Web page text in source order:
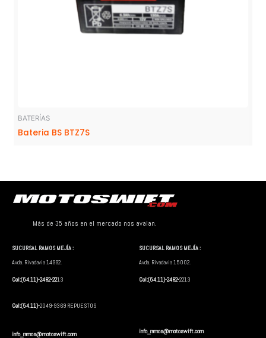
BATERÍAS
Bateria BS BTZ7S
Más de 35 años en el mercado nos avalan.
SUCURSAL RAMOS MEJÍA :
Avda. Rivadavia 14992.
Cel:(54.11)-2462-2213
Cel:(54.11)-2049-9369 REPUESTOS
info_ramos@motoswift.com
SUCURSAL RAMOS MEJÍA :
Avda. Rivadavia 15002.
Cel:(54.11)-2462-2213
info_ramos@motoswift.com